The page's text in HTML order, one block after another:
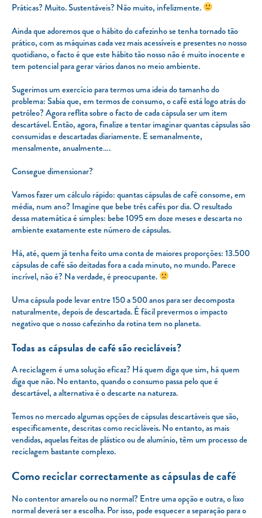
Práticas? Muito. Sustentáveis? Não muito, infelizmente.
Ainda que adoremos que o hábito do cafezinho se tenha tornado tão
prático, com as máquinas cada vez mais acessíveis e presentes no nosso
quotidiano, o facto é que este hábito tão nosso não é muito inocente e
tem potencial para gerar vários danos no meio ambiente.
Sugerimos um exercício para termos uma ideia do tamanho do
problema: Sabia que, em termos de consumo, o café está logo atrás do
petróleo? Agora reflita sobre o facto de cada cápsula ser um item
descartável. Então, agora, finalize a tentar imaginar quantas cápsulas são
consumidas e descartadas diariamente. E semanalmente,
mensalmente, anualmente….
Consegue dimensionar?
Vamos fazer um cálculo rápido: quantas cápsulas de café consome, em
média, num ano? Imagine que bebe três cafés por dia. O resultado
dessa matemática é simples: bebe 1095 em doze meses e descarta no
ambiente exatamente este número de cápsulas.
Há, até, quem já tenha feito uma conta de maiores proporções: 13.500
cápsulas de café são deitadas fora a cada minuto, no mundo. Parece
incrível, não é? Na verdade, é preocupante.
Uma cápsula pode levar entre 150 a 500 anos para ser decomposta
naturalmente, depois de descartada. É fácil prevermos o impacto
negativo que o nosso cafezinho da rotina tem no planeta.
Todas as cápsulas de café são recicláveis?
A reciclagem é uma solução eficaz? Há quem diga que sim, há quem
diga que não. No entanto, quando o consumo passa pelo que é
descartável, a alternativa é o descarte na natureza.
Temos no mercado algumas opções de cápsulas descartáveis que são,
especificamente, descritas como recicláveis. No entanto, as mais
vendidas, aquelas feitas de plástico ou de alumínio, têm um processo de
reciclagem bastante complexo.
Como reciclar correctamente as cápsulas de café
No contentor amarelo ou no normal? Entre uma opção e outra, o lixo
normal deverá ser a escolha. Por isso, pode esquecer a separação para o